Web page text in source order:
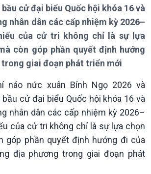
Thời sự 6h
Thời sự 12h
Thời sự 18h
Thời sự 21h30
Bản tin
Chuyên mục
cử đại biểu Quốc hội khóa 16 và
nhân dân các cấp nhiệm kỳ 2026–
của cử tri không chỉ là sự lựa
còn góp phần quyết định hướng
giai đoạn phát triển mới
náo nức xuân Bính Ngọ 2026 và
cử đại biểu Quốc hội khóa 16 và
nhân dân các cấp nhiệm kỳ 2026–
của cử tri không chỉ là sự lựa chọn
góp phần quyết định hướng đi của
địa phương trong giai đoạn phát